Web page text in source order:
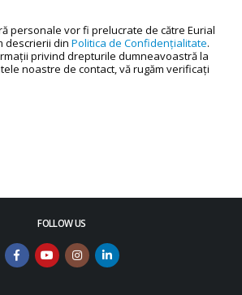
personale vor fi prelucrate de către Eurial
descrierii din Politica de Confidenţialitate.
privind drepturile dumneavoastră la
noastre de contact, vă rugăm verificaţi
FOLLOW US